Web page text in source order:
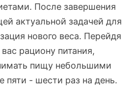
После завершения
актуальной задачей для
нового веса. Перейдя
рациону питания,
пищу небольшими
пяти - шести раз на день.